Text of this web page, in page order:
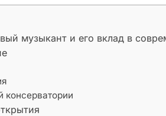
музыкант и его вклад в
консерватории